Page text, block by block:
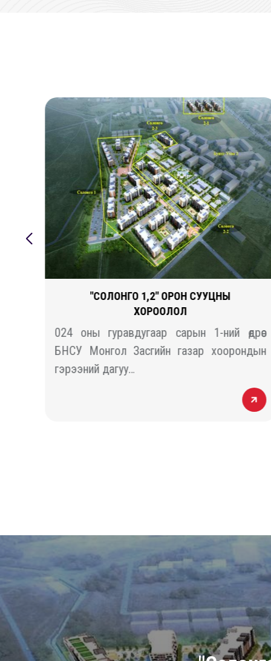
"СОЛОНГО 1,2" ОРОН СУУЦНЫ
ХОРООЛОЛ
024 оны гуравдугаар сарын 1-ний өдрөөс
БНСУ Монгол Засгийн газар хоорондын
гэрээний дагуу…